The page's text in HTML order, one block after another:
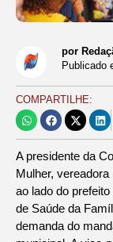
por
Publicado
COMPARTILHE:
A presidente da
Mulher,
ao lado do
de Saúde da
demanda do